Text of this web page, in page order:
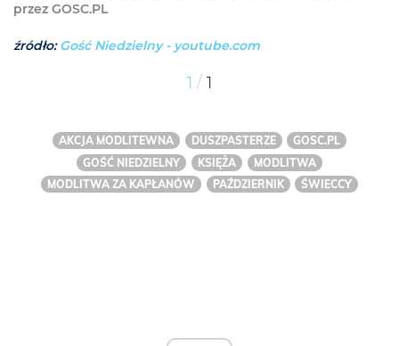
przez GOSC.PL
źródło:Gość Niedzielny - youtube.com
1 / 1
AKCJA MODLITEWNA DUSZPASTERZE
GOSC.PL
GOŚĆ NIEDZIELNY
KSIĘŻA
MODLITWA
MODLITWA ZA KAPŁANÓW
PAŹDZIERNIK ŚWIECCY